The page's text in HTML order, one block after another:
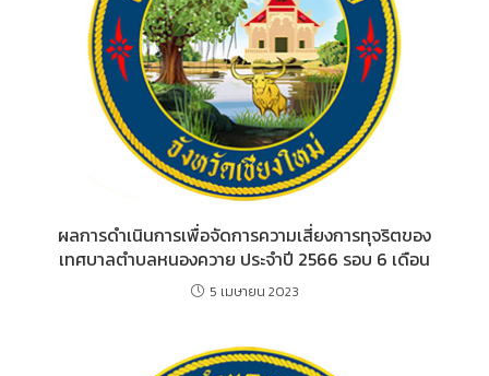
ผลการดำเนินการเพื่อจัดการความเสี่ยงการทุจริตของ
เทศบาลตำบลหนองควาย ประจำปี 2566 รอบ 6 เดือน
5 เมษายน 2023